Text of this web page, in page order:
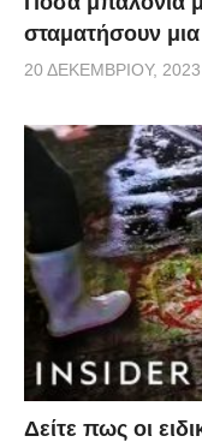
σταματήσουν
20 ΔΕΚΕΜΒΡΊΟΥ, 2023
Δείτε πως οι